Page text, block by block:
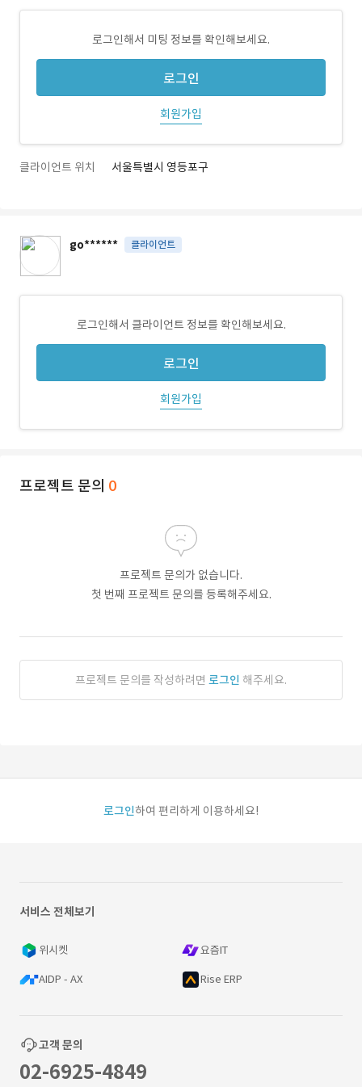
로그인해서 미팅 정보를 확인해보세요.
로그인
회원가입
클라이언트 위치 서울특별시 영등포구
go****** 클라이언트
로그인해서 클라이언트 정보를 확인해보세요.
로그인
회원가입
프로젝트 문의 0
프로젝트 문의가 없습니다.
첫 번째 프로젝트 문의를 등록해주세요.
프로젝트 문의를 작성하려면 로그인 해주세요.
로그인하여 편리하게 이용하세요!
서비스 전체보기
위시켓 요즘IT
AIDP - AX Rise ERP
고객 문의
02-6925-4849